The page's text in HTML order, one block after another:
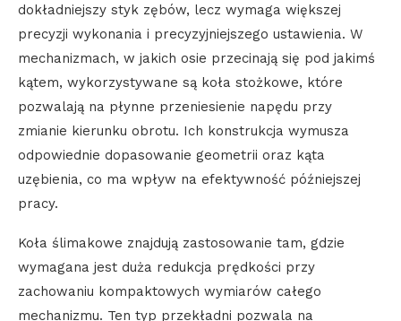
dokładniejszy styk zębów, lecz wymaga większej
precyzji wykonania i precyzyjniejszego ustawienia. W
mechanizmach, w jakich osie przecinają się pod jakimś
kątem, wykorzystywane są koła stożkowe, które
pozwalają na płynne przeniesienie napędu przy
zmianie kierunku obrotu. Ich konstrukcja wymusza
odpowiednie dopasowanie geometrii oraz kąta
uzębienia, co ma wpływ na efektywność późniejszej
pracy.
Koła ślimakowe znajdują zastosowanie tam, gdzie
wymagana jest duża redukcja prędkości przy
zachowaniu kompaktowych wymiarów całego
mechanizmu. Ten typ przekładni pozwala na